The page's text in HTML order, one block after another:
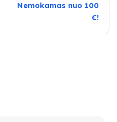
Nemokamas nuo 100
€!